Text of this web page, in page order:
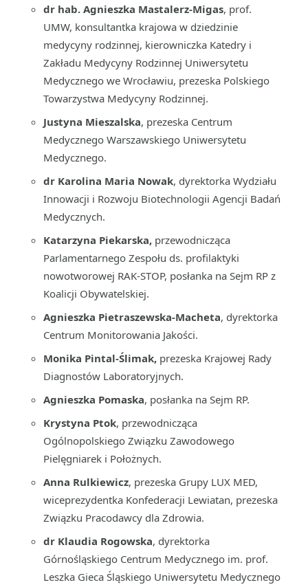
dr hab. Agnieszka Mastalerz-Migas, prof.
UMW, konsultantka krajowa w dziedzinie
medycyny rodzinnej, kierowniczka Katedry i
Zakładu Medycyny Rodzinnej Uniwersytetu
Medycznego we Wrocławiu, prezeska Polskiego
Towarzystwa Medycyny Rodzinnej.
Justyna Mieszalska, prezeska Centrum
Medycznego Warszawskiego Uniwersytetu
Medycznego.
dr Karolina Maria Nowak, dyrektorka Wydziału
Innowacji i Rozwoju Biotechnologii Agencji Badań
Medycznych.
Katarzyna Piekarska, przewodnicząca
Parlamentarnego Zespołu ds. profilaktyki
nowotworowej RAK-STOP, posłanka na Sejm RP z
Koalicji Obywatelskiej.
Agnieszka Pietraszewska-Macheta, dyrektorka
Centrum Monitorowania Jakości.
Monika Pintal-Ślimak, prezeska Krajowej Rady
Diagnostów Laboratoryjnych.
Agnieszka Pomaska, posłanka na Sejm RP.
Krystyna Ptok, przewodnicząca
Ogólnopolskiego Związku Zawodowego
Pielęgniarek i Położnych.
Anna Rulkiewicz, prezeska Grupy LUX MED,
wiceprezydentka Konfederacji Lewiatan, prezeska
Związku Pracodawcy dla Zdrowia.
dr Klaudia Rogowska, dyrektorka
Górnośląskiego Centrum Medycznego im. prof.
Leszka Gieca Śląskiego Uniwersytetu Medycznego